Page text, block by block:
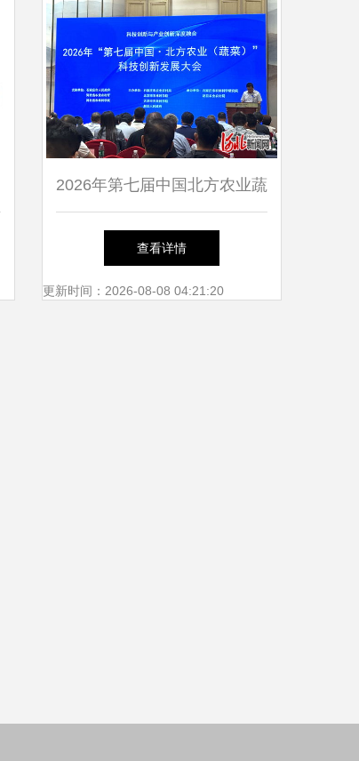
2026年第七届中国北方农业蔬
菜科技创新发展大会在石家庄
召开，北京信息技术咨询服务
查看详情
更新时间：2026-08-08 04:21:20